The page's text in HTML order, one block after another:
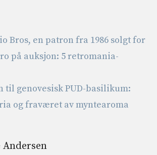
Bros, en patron fra 1986 solgt for
på auksjon: 5 retromania-
til genovesisk PUD-basilikum:
og fraværet av myntearoma
Andersen